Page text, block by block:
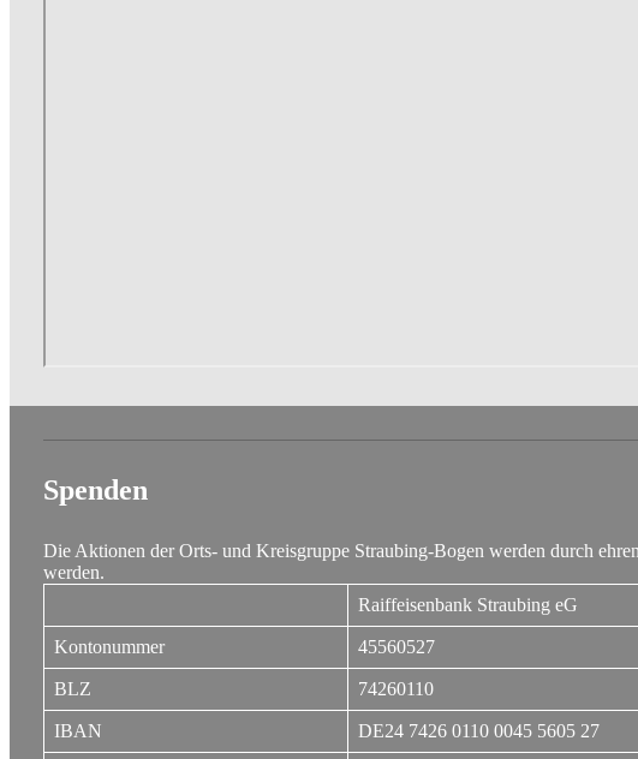
Spenden
Die Aktionen der Orts- und Kreisgruppe Straubing-Bogen werden durch
werden.
Raiffeisenbank Straubing eG
Kontonummer 45560527
BLZ 74260110
IBAN DE24 7426 0110 0045 5605 27